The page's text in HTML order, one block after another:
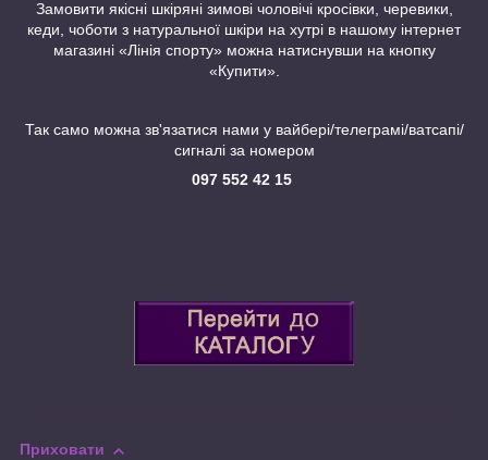
Замовити якісні шкіряні зимові чоловічі кросівки, черевики,
кеди, чоботи з натуральної шкіри на хутрі в нашому інтернет
магазині «Лінія спорту» можна натиснувши на кнопку
«Купити».
Так само можна зв'язатися нами у вайбері/телеграмі/ватсапі/
сигналі за номером
097 552 42 15
Приховати